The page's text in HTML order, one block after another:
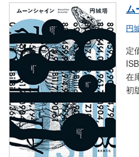
ム
円
定
在
初